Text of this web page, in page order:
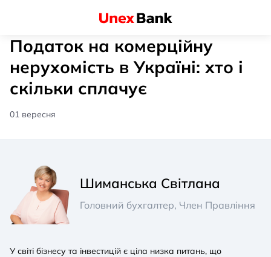
Податок на комерційну
нерухомість в Україні: хто і
скільки сплачує
01 вересня
Шиманська Світлана
Головний бухгалтер, Член Правління
У світі бізнесу та інвестицій є ціла низка питань, що